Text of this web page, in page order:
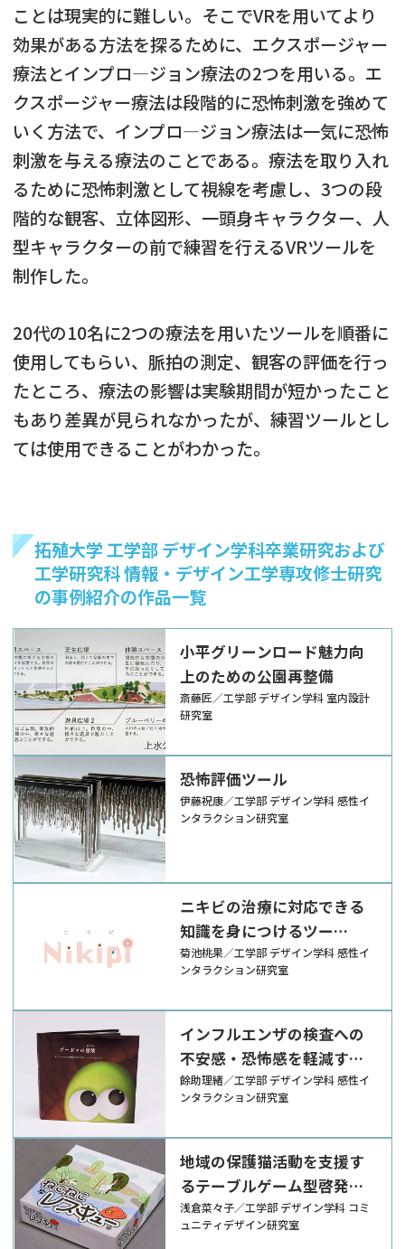
ことは現実的に難しい。そこでVRを用いてより
効果がある方法を探るために、エクスポージャー
療法とインプロ―ジョン療法の2つを用いる。エ
クスポージャー療法は段階的に恐怖刺激を強めて
いく方法で、インプロ―ジョン療法は一気に恐怖
刺激を与える療法のことである。療法を取り入れ
るために恐怖刺激として視線を考慮し、3つの段
階的な観客、立体図形、一頭身キャラクター、人
型キャラクターの前で練習を行えるVRツールを
制作した。
20代の10名に2つの療法を用いたツールを順番に
使用してもらい、脈拍の測定、観客の評価を行っ
たところ、療法の影響は実験期間が短かったこと
もあり差異が見られなかったが、練習ツールとし
ては使用できることがわかった。
拓殖大学 工学部 デザイン学科卒業研究および
工学研究科 情報・デザイン工学専攻修士研究
の事例紹介の作品一覧
小平グリーンロード魅力向
上のための公園再整備
斎藤匠／工学部 デザイン学科 室内設計
研究室
恐怖評価ツール
伊藤祝康／工学部 デザイン学科 感性イ
ンタラクション研究室
ニキビの治療に対応できる
知識を身につけるツー
ル“Nikipi”
菊池桃果／工学部 デザイン学科 感性イ
ンタラクション研究室
インフルエンザの検査への
不安感・恐怖感を軽減する
プレパレーションツール
餘助理緒／工学部 デザイン学科 感性イ
ンタラクション研究室
地域の保護猫活動を支援す
るテーブルゲーム型啓発ツ
ール『ねこねこレスキュ
ー』
浅倉菜々子／工学部 デザイン学科 コミ
ュニティデザイン研究室